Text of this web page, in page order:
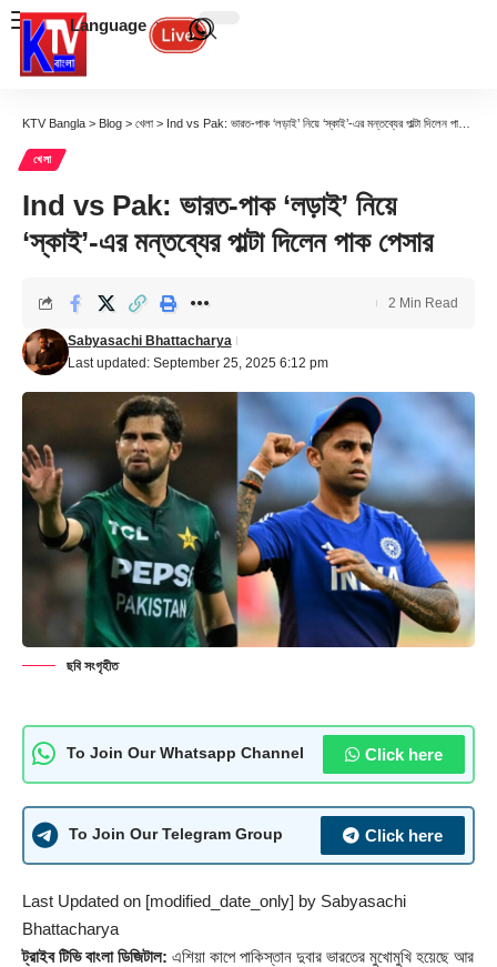
Language
KTV Bangla > Blog > খেলা > Ind vs Pak: ভারত-পাক ‘লড়াই’ নিয়ে ‘স্কাই’-এর মন্তব্যের পাল্টা দিলেন পাক পেসার
খেলা
Ind vs Pak: ভারত-পাক ‘লড়াই’ নিয়ে
‘স্কাই’-এর মন্তব্যের পাল্টা দিলেন পাক পেসার
Last updated: September 25, 2025 6:12 pm
Sabyasachi Bhattacharya
2 Min Read
ছবি সংগৃহীত
To Join Our Whatsapp Channel Click here
To Join Our Telegram Group Click here
Last Updated on [modified_date_only] by Sabyasachi
Bhattacharya
ট্রাইব টিভি বাংলা ডিজিটাল: এশিয়া কাপে পাকিস্তান দুবার ভারতের মুখোমুখি হয়েছে আর